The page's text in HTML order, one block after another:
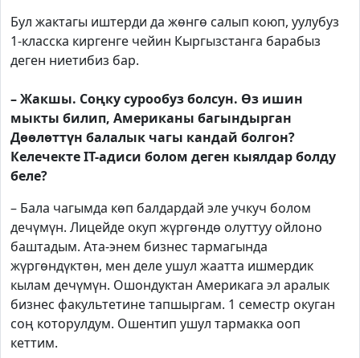
Бул жактагы иштерди да жөнгө салып коюп, уулубуз
1-класска киргенге чейин Кыргызстанга барабыз
деген ниетибиз бар.
– Жакшы. Соңку сурообуз болсун. Өз ишин
мыкты билип, Американы багындырган
Дөөлөттүн балалык чагы кандай болгон?
Келечекте IT-адиси болом деген кыялдар болду
беле?
– Бала чагымда көп балдардай эле учкуч болом
дечүмүн. Лицейде окуп жүргөндө олуттуу ойлоно
баштадым. Ата-энем бизнес тармагында
жүргөндүктөн, мен деле ушул жаатта ишмердик
кылам дечүмүн. Ошондуктан Америкага эл аралык
бизнес факультетине тапшыргам. 1 семестр окуган
соң которулдум. Ошентип ушул тармакка ооп
кеттим.